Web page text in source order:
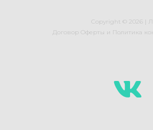
Copyright © 2026 |
Договор Оферты
и Политика